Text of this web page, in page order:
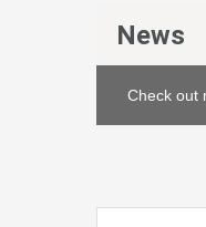
News
Check out